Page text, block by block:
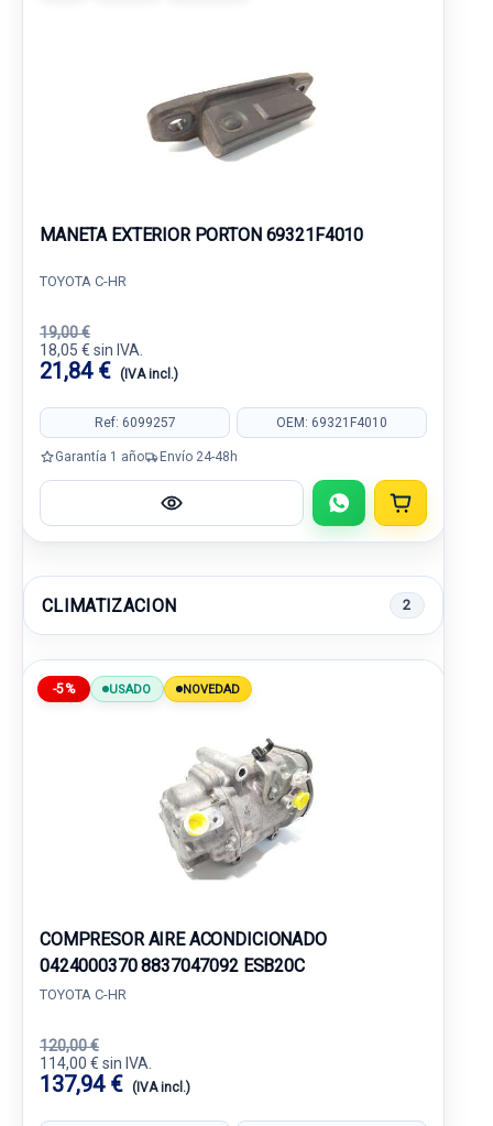
MANETA EXTERIOR PORTON 69321F4010
TOYOTA C-HR
19,00 €
18,05 € sin IVA.
21,84 € (IVA incl.)
Ref: 6099257 OEM: 69321F4010
Garantía 1 año Envío 24-48h
CLIMATIZACION 2
-5% USADO NOVEDAD
COMPRESOR AIRE ACONDICIONADO
0424000370 8837047092 ESB20C
TOYOTA C-HR
120,00 €
114,00 € sin IVA.
137,94 € (IVA incl.)